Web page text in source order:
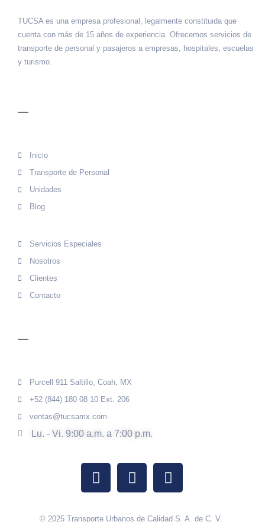
TUCSA es una empresa profesional, legalmente constituida que
cuenta con más de 15 años de experiencia. Ofrecemos servicios de
transporte de personal y pasajeros a empresas, hospitales, escuelas
y turismo.
Inicio
Transporte de Personal
Unidades
Blog
Servicios Especiales
Nosotros
Clientes
Contacto
Purcell 911 Saltillo, Coah, MX
+52 (844) 180 08 10 Ext. 206
ventas@tucsamx.com
Lu. - Vi. 9:00 a.m. a 7:00 p.m.
© 2025 Transporte Urbanos de Calidad S. A. de C. V.